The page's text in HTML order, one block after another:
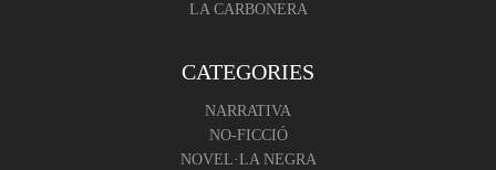
LA CARBONERA
CATEGORIES
NARRATIVA
NO-FICCIÓ
NOVEL·LA NEGRA